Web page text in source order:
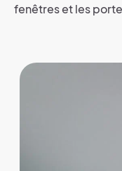
fenêtres et les